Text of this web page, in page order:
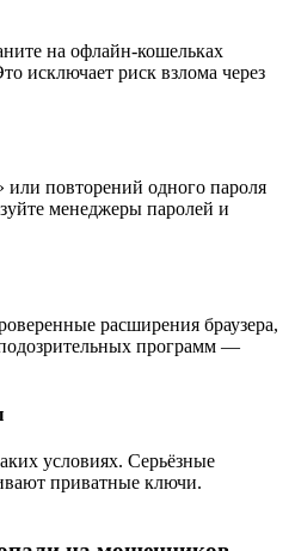
на офлайн-кошельках
исключает риск взлома через
повторений одного пароля
менеджеры паролей и
расширения браузера,
программ —
условиях. Серьёзные
приватные ключи.